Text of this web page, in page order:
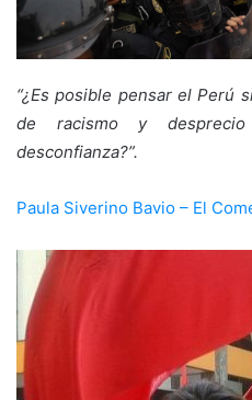
“¿Es posible pensar el Perú
de racismo y
desconfianza?”.
Paula Siverino Bavio – El